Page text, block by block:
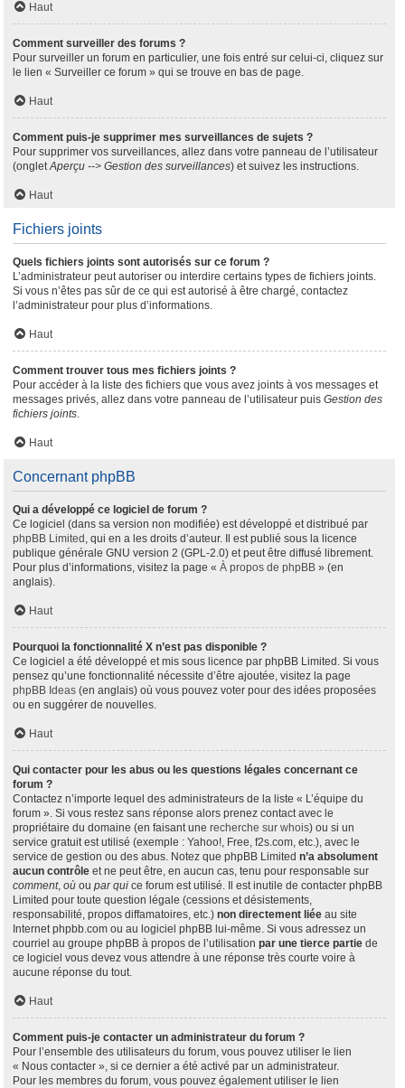
Haut
Comment surveiller des forums ?
Pour surveiller un forum en particulier, une fois entré sur celui-ci, cliquez sur
le lien « Surveiller ce forum » qui se trouve en bas de page.
Haut
Comment puis-je supprimer mes surveillances de sujets ?
Pour supprimer vos surveillances, allez dans votre panneau de l’utilisateur
(ongletAperçu --> Gestion des surveillances) et suivez les instructions.
Haut
Fichiers joints
Quels fichiers joints sont autorisés sur ce forum ?
L’administrateur peut autoriser ou interdire certains types de fichiers joints.
Si vous n’êtes pas sûr de ce qui est autorisé à être chargé, contactez
l’administrateur pour plus d’informations.
Haut
Comment trouver tous mes fichiers joints ?
Pour accéder à la liste des fichiers que vous avez joints à vos messages et
messages privés, allez dans votre panneau de l’utilisateur puis Gestion des
fichiers joints.
Haut
Concernant phpBB
Qui a développé ce logiciel de forum ?
Ce logiciel (dans sa version non modifiée) est développé et distribué par
phpBB Limited , qui en a les droits d’auteur. Il est publié sous la licence
publique générale GNU version 2 (GPL-2.0) et peut être diffusé librement.
Pour plus d’informations, visitez la page « À propos de phpBB » (en
anglais).
Haut
Pourquoi la fonctionnalité X n’est pas disponible ?
Ce logiciel a été développé et mis sous licence par phpBB Limited. Si vous
pensez qu’une fonctionnalité nécessite d’être ajoutée, visitez la page
phpBB Ideas (en anglais) où vous pouvez voter pour des idées proposées
ou en suggérer de nouvelles.
Haut
Qui contacter pour les abus ou les questions légales concernant ce
forum ?
Contactez n’importe lequel des administrateurs de la liste « L’équipe du
forum ». Si vous restez sans réponse alors prenez contact avec le
propriétaire du domaine (en faisant une recherche sur whois) ou si un
service gratuit est utilisé (exemple : Yahoo!, Free, f2s.com, etc.), avec le
service de gestion ou des abus. Notez que phpBB Limited n’a absolument
aucun contrôle et ne peut être, en aucun cas, tenu pour responsable sur
comment, où ou par qui ce forum est utilisé. Il est inutile de contacter phpBB
Limited pour toute question légale (cessions et désistements,
responsabilité, propos diffamatoires, etc.) non directement liée au site
Internet phpbb.com ou au logiciel phpBB lui-même. Si vous adressez un
courriel au groupe phpBB à propos de l’utilisation par une tierce partie de
ce logiciel vous devez vous attendre à une réponse très courte voire à
aucune réponse du tout.
Haut
Comment puis-je contacter un administrateur du forum ?
Pour l’ensemble des utilisateurs du forum, vous pouvez utiliser le lien
« Nous contacter », si ce dernier a été activé par un administrateur.
Pour les membres du forum, vous pouvez également utiliser le lien